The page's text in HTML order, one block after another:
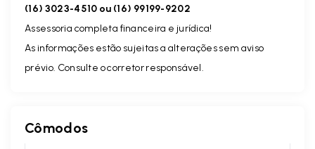
(16) 3023-4510 ou (16) 99199-9202
Assessoria completa financeira e jurídica!
As informações estão sujeitas a alterações sem aviso
prévio. Consulte o corretor responsável.
Cômodos